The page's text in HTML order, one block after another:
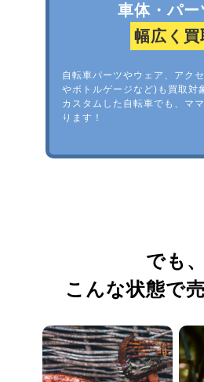
車体・パー
幅広く買
自転車パーツやウェア、アク
やボトルゲージなど)も買取対
カスタムした自転車でも、マ
ります！
でも、
こんな状態で